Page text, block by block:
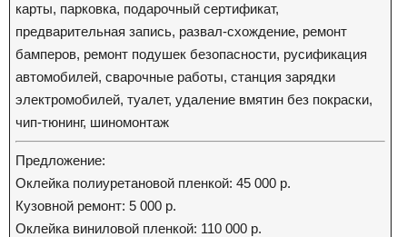
карты, парковка, подарочный сертификат,
предварительная запись, развал-схождение, ремонт
бамперов, ремонт подушек безопасности, русификация
автомобилей, сварочные работы, станция зарядки
электромобилей, туалет, удаление вмятин без покраски,
чип-тюнинг, шиномонтаж
Предложение:
Оклейка полиуретановой пленкой: 45 000 р.
Кузовной ремонт: 5 000 р.
Оклейка виниловой пленкой: 110 000 р.